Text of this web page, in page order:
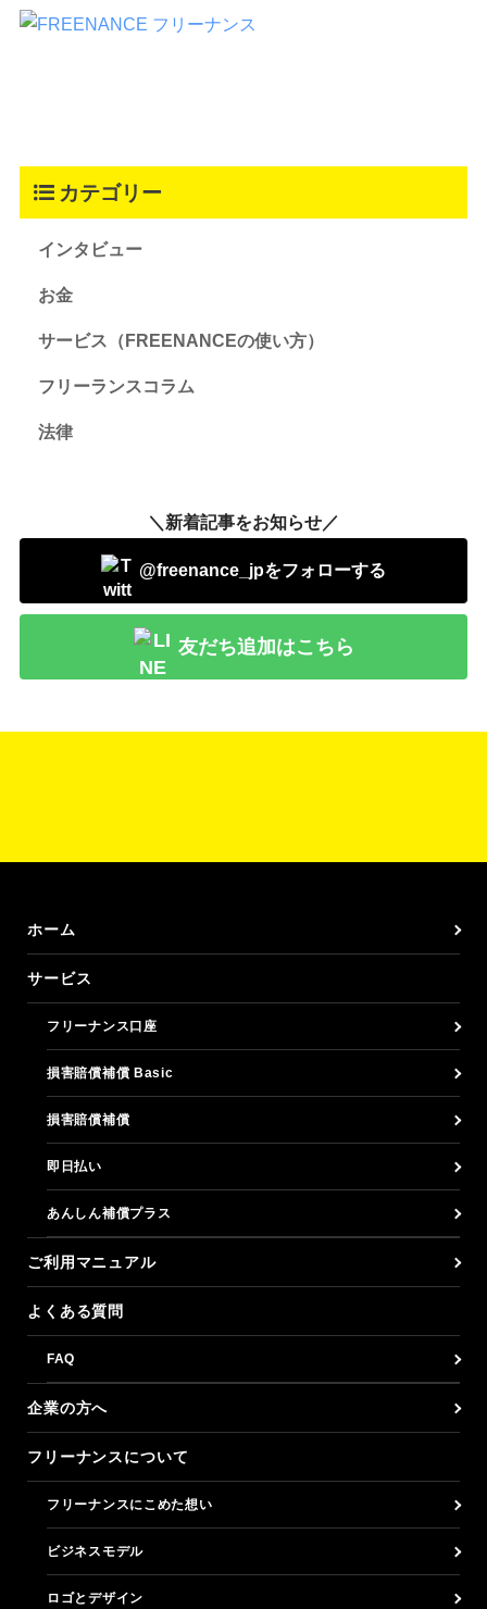
カテゴリー
インタビュー
お金
サービス（FREENANCEの使い方）
フリーランスコラム
法律
＼新着記事をお知らせ／
@freenance_jpをフォローする
友だち追加はこちら
ホーム
サービス
フリーナンス口座
損害賠償補償 Basic
損害賠償補償
即日払い
あんしん補償プラス
ご利用マニュアル
よくある質問
FAQ
企業の方へ
フリーナンスについて
フリーナンスにこめた想い
ビジネスモデル
ロゴとデザイン